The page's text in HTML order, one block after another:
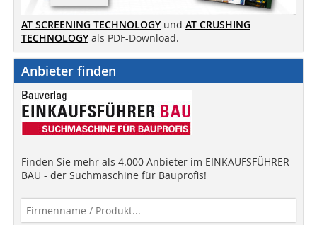
AT SCREENING TECHNOLOGY und AT CRUSHING
TECHNOLOGY als PDF-Download.
Anbieter finden
Finden Sie mehr als 4.000 Anbieter im EINKAUFSFÜHRER
BAU - der Suchmaschine für Bauprofis!